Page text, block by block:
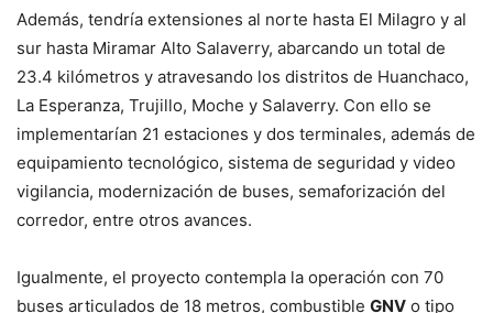
Además, tendría extensiones al norte hasta El Milagro y al
sur hasta Miramar Alto Salaverry, abarcando un total de
23.4 kilómetros y atravesando los distritos de Huanchaco,
La Esperanza, Trujillo, Moche y Salaverry. Con ello se
implementarían 21 estaciones y dos terminales, además de
equipamiento tecnológico, sistema de seguridad y video
vigilancia, modernización de buses, semaforización del
corredor, entre otros avances.
Igualmente, el proyecto contempla la operación con 70
buses articulados de 18 metros, combustible GNV o tipo